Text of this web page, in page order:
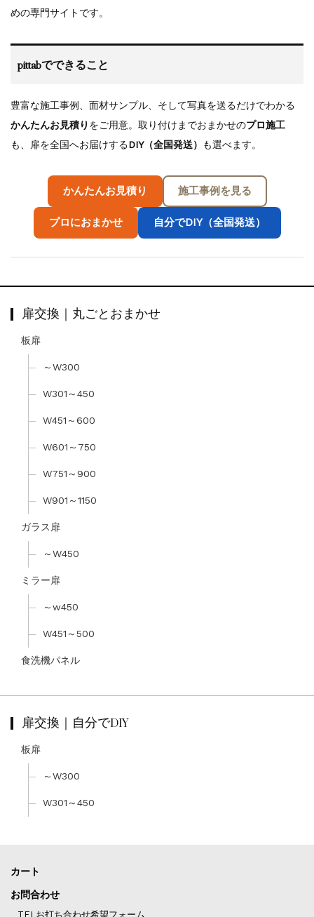
めの専門サイトです。
pittabでできること
豊富な施工事例、面材サンプル、そして写真を送るだけでわかる
かんたんお見積り をご用意。取り付けまでおまかせのプロ施工
も、扉を全国へお届けするDIY（全国発送） も選べます。
かんたんお見積り 施工事例を見る
プロにおまかせ 自分でDIY（全国発送）
扉交換｜丸ごとおまかせ
板扉
～W300
W301～450
W451～600
W601～750
W751～900
W901～1150
ガラス扉
～W450
ミラー扉
～w450
W451～500
食洗機パネル
扉交換｜自分でDIY
板扉
～W300
W301～450
カート
お問合わせ
TELお打ち合わせ希望フォーム